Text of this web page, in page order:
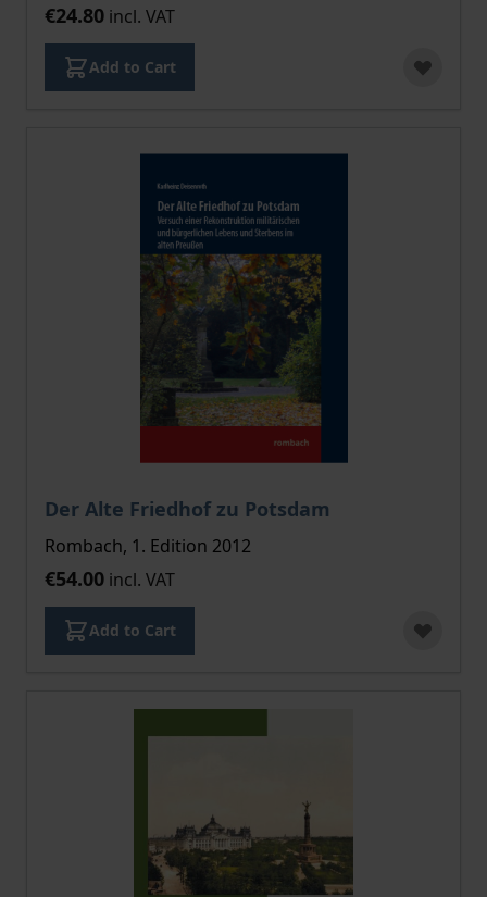
€24.80 incl. VAT
Add to Cart
Der Alte Friedhof zu Potsdam
Rombach, 1. Edition 2012
€54.00 incl. VAT
Add to Cart